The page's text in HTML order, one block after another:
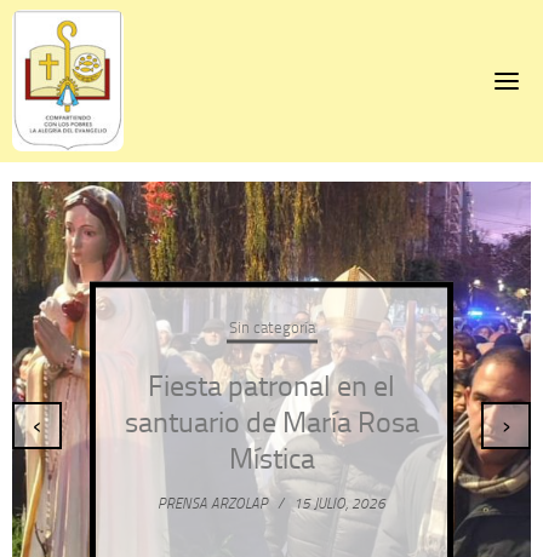
Skip
content
Sin categoría
Fiesta patronal en el
santuario de María Rosa
Mística
PRENSA ARZOLAP / 15 JULIO, 2026
‹ ›